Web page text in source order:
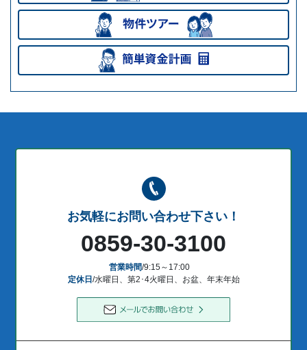
お気軽にお問い合わせ下さい！
0859-30-3100
営業時間/9:15～17:00
定休日 /水曜日、第2･4火曜日、お盆、年末年始